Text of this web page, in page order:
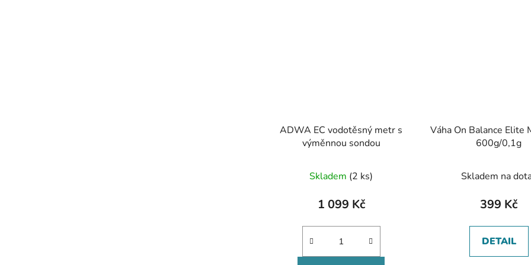
ADWA EC vodotěsný metr s
výměnnou sondou
Skladem (2 ks)
1 099 Kč
Váha On Balance Elite
600g/0,1g
Skladem na
399 Kč
DETAIL